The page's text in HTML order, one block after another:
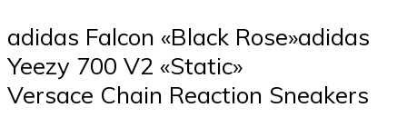
adidas Falcon «‎Black Rose»adidas
Yeezy 700 V2 «Static»
Versace Chain Reaction Sneakers